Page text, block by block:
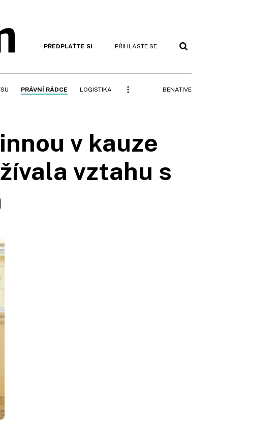
PŘEDPLAŤTE SI PŘIHLASTE SE
PRÁVNÍ RÁDCE LOGISTIKA BENATIVE
v kauze
vztahu s